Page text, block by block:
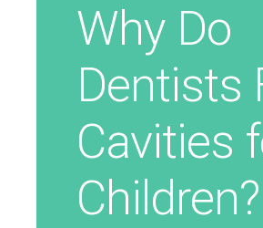
Why Do
Dentists
Cavities
Children?